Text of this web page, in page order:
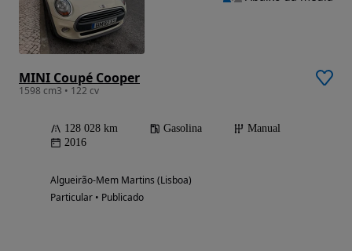
MINI Coupé Cooper
1598 cm3 • 122 cv
128 028 km Gasolina
Manual
2016
Algueirão-Mem Martins (Lisboa)
Particular • Publicado